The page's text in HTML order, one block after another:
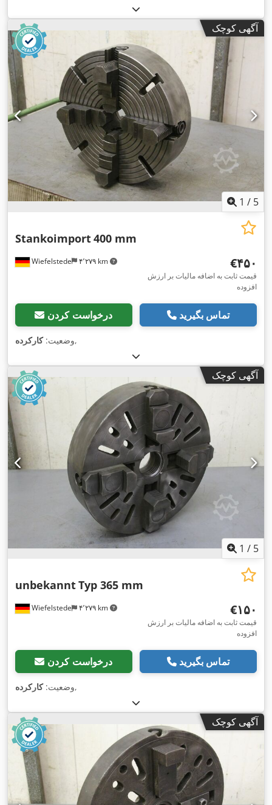
آگهی کوچک
1 / 5
Wiefelstede ۴٬۲۷۹ km
Stankoimport400 mm
‎€۴۵۰
قیمت ثابت به اضافه مالیات بر ارزش
افزوده
درخواست کردن تماس بگیرید
وضعیت:کارکرده ,
آگهی کوچک
1 / 5
Wiefelstede ۴٬۲۷۹ km
unbekanntTyp 365 mm
‎€۱۵۰
قیمت ثابت به اضافه مالیات بر ارزش
افزوده
درخواست کردن تماس بگیرید
وضعیت:کارکرده ,
آگهی کوچک